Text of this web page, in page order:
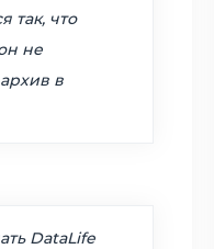
так, что
не
в
DataLife